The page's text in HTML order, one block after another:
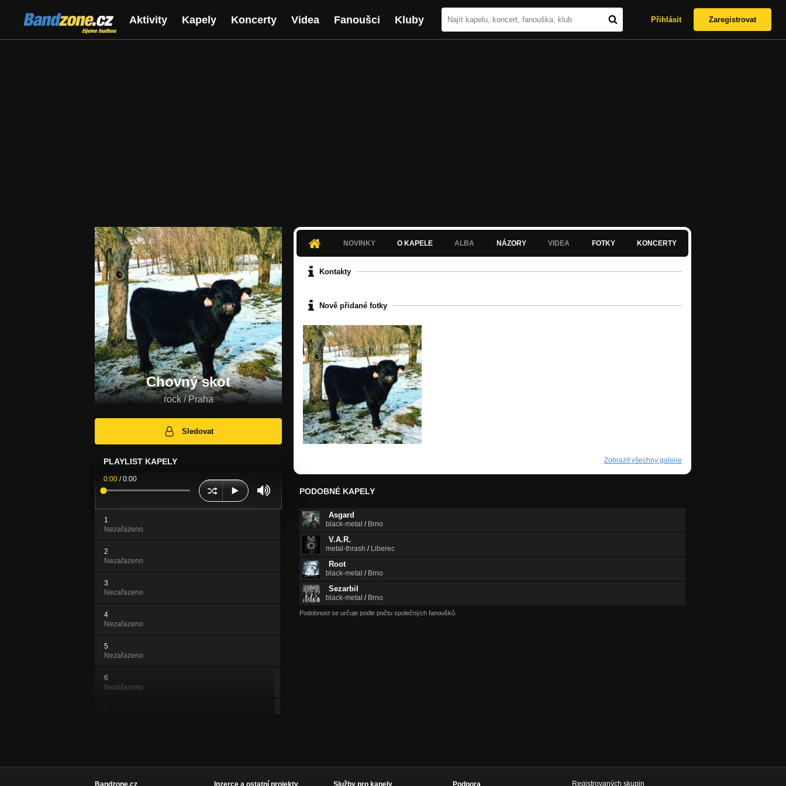
Bandzone.cz
žijeme hudbou
Aktivity Kapely Koncerty Videa Fanoušci Kluby Přihlásit Zaregistrovat
Chovný skot
rock / Praha
Sledovat
PLAYLIST KAPELY
0:00 /0:00
1
Nezařazeno
2
Nezařazeno
3
Nezařazeno
4
Nezařazeno
5
Nezařazeno
6
Nezařazeno
7
Nezařazeno
NOVINKY O KAPELE ALBA NÁZORY VIDEA FOTKY KONCERTY
Kontakty
Nově přidané fotky
Zobrazit všechny galerie
PODOBNÉ KAPELY
Asgard
black-metal / Brno
V.A.R.
metal-thrash / Liberec
Root
black-metal / Brno
Sezarbil
black-metal / Brno
Podobnost se určuje podle počtu společných fanoušků.
Bandzone.cz Inzerce a ostatní projekty Služby pro kapely Podpora Registrovaných skupin